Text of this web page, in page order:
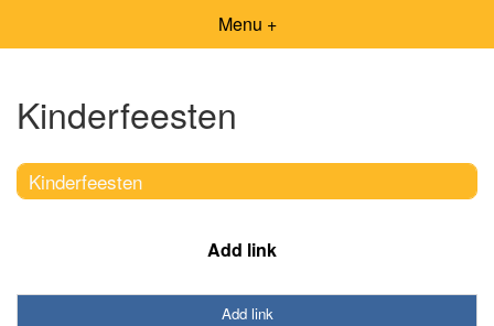
Menu +
Kinderfeesten
Kinderfeesten
Add link
Add link